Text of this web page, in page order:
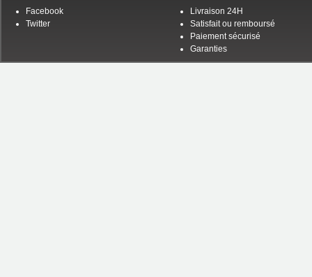
Facebook
Twitter
Livraison 24H
Satisfait ou remboursé
Paiement sécurisé
Garanties